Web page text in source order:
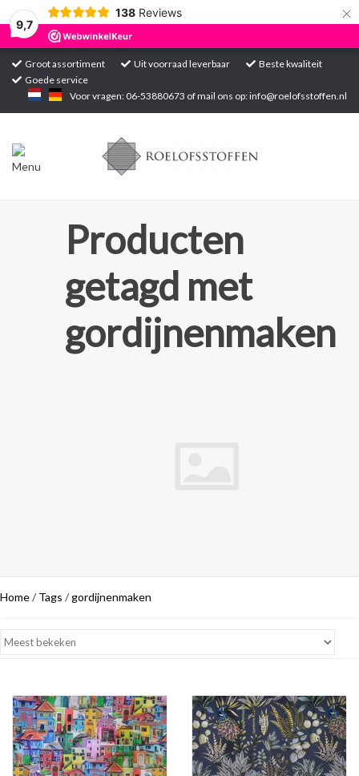
9,7
138 Reviews ×
Groot assortiment Uit voorraad leverbaar
Beste kwaliteit
Goede service
Voor vragen: 06-53880673 of mail ons op:info@roelofsstoffen.nl
Home
Producten
getagd met
gordijnenmaken
Home/ Tags /gordijnenmaken